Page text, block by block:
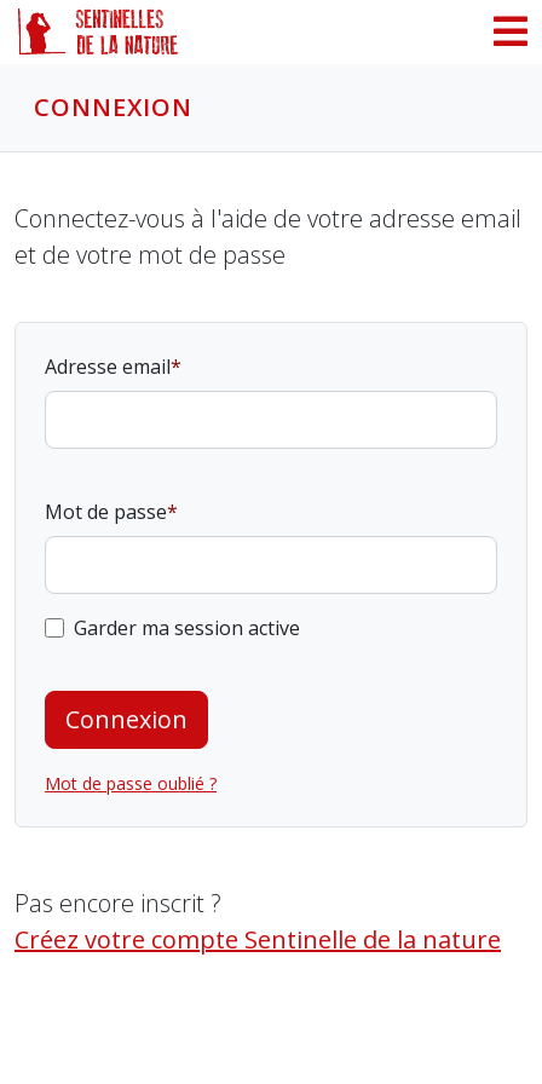
CONNEXION
Connectez-vous à l'aide de votre adresse email
et de votre mot de passe
Adresse email
Mot de passe
Garder ma session active
Connexion
Mot de passe oublié ?
Pas encore inscrit ?
Créez votre compte Sentinelle de la nature
Panneau de gestion des cookies